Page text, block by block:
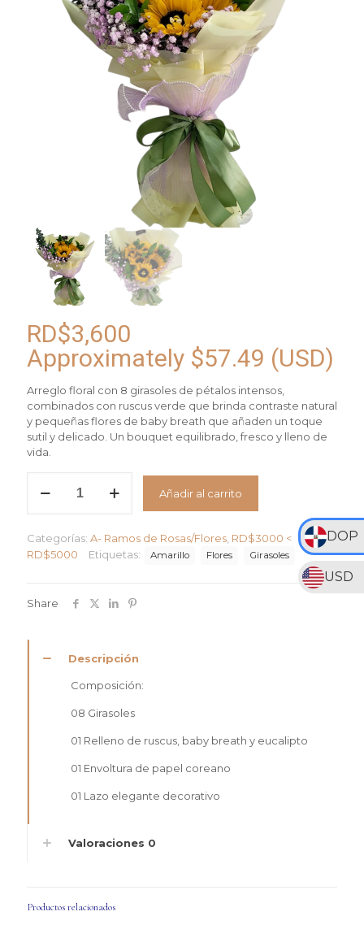
DOP
USD
RD$3,600
Approximately $57.49 (USD)
Arreglo floral con 8 girasoles de pétalos intensos,
combinados con ruscus verde que brinda contraste natural
y pequeñas flores de baby breath que añaden un toque
sutil y delicado. Un bouquet equilibrado, fresco y lleno de
vida.
Sunny
Añadir al carrito
Categorías: A- Ramos de Rosas/Flores RD$3000 <
RD$5000
Etiquetas: Amarillo Flores Girasoles
Share
Descripción
Composición:
08 Girasoles
01 Relleno de ruscus, baby breath y eucalipto
01 Envoltura de papel coreano
01 Lazo elegante decorativo
Valoraciones 0
Productos relacionados